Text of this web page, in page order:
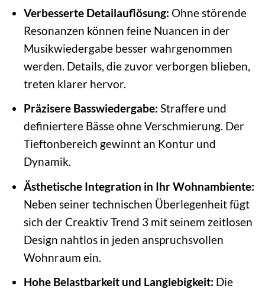
Verbesserte Detailauflösung: Ohne störende
Resonanzen können feine Nuancen in der
Musikwiedergabe besser wahrgenommen
werden. Details, die zuvor verborgen blieben,
treten klarer hervor.
Präzisere Basswiedergabe: Straffere und
definiertere Bässe ohne Verschmierung. Der
Tieftonbereich gewinnt an Kontur und
Dynamik.
Ästhetische Integration in Ihr Wohnambiente:
Neben seiner technischen Überlegenheit fügt
sich der Creaktiv Trend 3 mit seinem zeitlosen
Design nahtlos in jeden anspruchsvollen
Wohnraum ein.
Hohe Belastbarkeit und Langlebigkeit: Die